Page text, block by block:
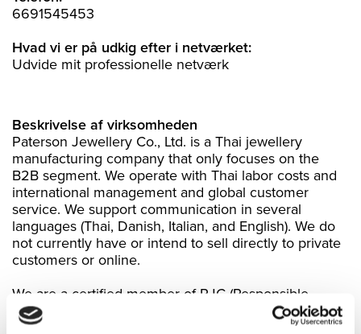
6691545453
Hvad vi er på udkig efter i netværket:
Udvide mit professionelle netværk
Beskrivelse af virksomheden
Paterson Jewellery Co., Ltd. is a Thai jewellery
manufacturing company that only focuses on the
B2B segment. We operate with Thai labor costs and
international management and global customer
service. We support communication in several
languages (Thai, Danish, Italian, and English). We do
not currently have or intend to sell directly to private
customers or online.
We are a certified member of RJC (Responsible
Jewelry Council)